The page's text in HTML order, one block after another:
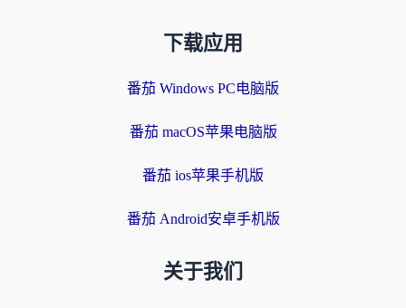
下载应用
番茄 Windows PC电脑版
番茄 macOS苹果电脑版
番茄 ios苹果手机版
番茄 Android安卓手机版
关于我们